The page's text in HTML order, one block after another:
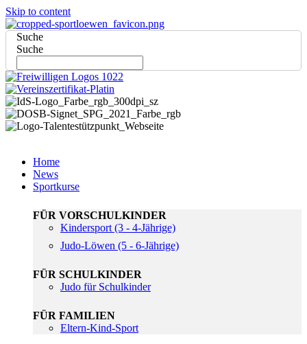
Skip to content
Suche
Suche
Home
News
Sportkurse
FÜR VORSCHULKINDER
Kindersport (3 - 4-Jährige)
Judo-Löwen (5 - 6-Jährige)
FÜR SCHULKINDER
Judo für Schulkinder
FÜR FAMILIEN
Eltern-Kind-Sport